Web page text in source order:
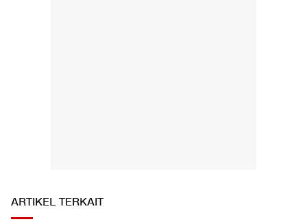
ARTIKEL TERKAIT